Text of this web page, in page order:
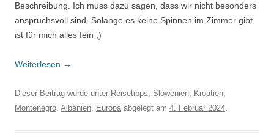
Beschreibung. Ich muss dazu sagen, dass wir nicht besonders
anspruchsvoll sind. Solange es keine Spinnen im Zimmer gibt,
ist für mich alles fein ;)
Weiterlesen →
Dieser Beitrag wurde unter Reisetipps, Slowenien, Kroatien,
Montenegro, Albanien, Europa abgelegt am 4. Februar 2024.